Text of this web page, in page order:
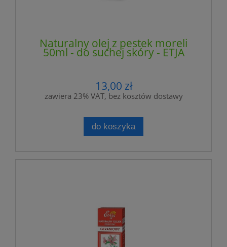
Naturalny olej z pestek moreli
50ml - do suchej skóry - ETJA
13,00 zł
zawiera 23% VAT, bez kosztów dostawy
do koszyka